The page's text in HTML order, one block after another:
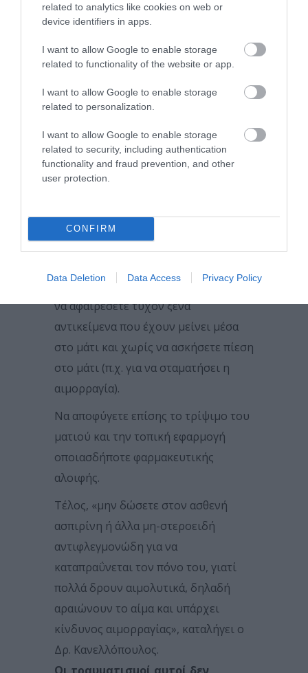
related to analytics like cookies on web or
device identifiers in apps.
I want to allow Google to enable storage
related to functionality of the website or app.
I want to allow Google to enable storage
related to personalization.
I want to allow Google to enable storage
related to security, including authentication
functionality and fraud prevention, and other
user protection.
CONFIRM
Data Deletion Data Access Privacy Policy
και των σπιτιών, αλλά προς σημεία
όπου είναι απίθανο να βρίσκονται
άνθρωποι και ζώα.
* Μην μεταφέρετε δυναμιτάκια
στην τσέπη σαςκαι μην τα πετάτε
σε άλλα άτομα.
Εάν παρ’ όλα αυτά συμβεί
τραυματισμός στο μάτι, καλύψτε το
απαλά με ένα καθαρό πανί και
επείγοντα του πλησιέστερου
νοσοκομείου ή στον γιατρό, χωρίς να
τραύμα, χωρίς
να αφαιρέσετε τυχόν ξένα
αντικείμενα που έχουν μείνει μέσα
στο μάτι και χωρίς να ασκήσετε πίεση
στο μάτι (π.χ. για να σταματήσει η
αιμορραγία).
Να αποφύγετε επίσης το τρίψιμο του
ματιού και την τοπική εφαρμογή
οποιασδήποτε φαρμακευτικής
αλοιφής.
Τέλος, «μην δώσετε στον ασθενή
ασπιρίνη ή άλλα μη-στεροειδή
αντιφλεγμονώδη για να
καταπραΰνεται τον πόνο του, γιατί
πολλά δρουν αιμολυτικά, δηλαδή
αραιώνουν το αίμα και υπάρχει
κίνδυνος αιμορραγίας», καταλήγει ο
Δρ. Κανελλόπουλος.
Οι τραυματισμοί αυτοί δεν